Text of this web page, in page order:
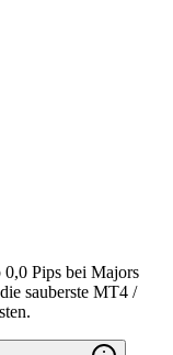
Pips bei Majors
sauberste MT4 /